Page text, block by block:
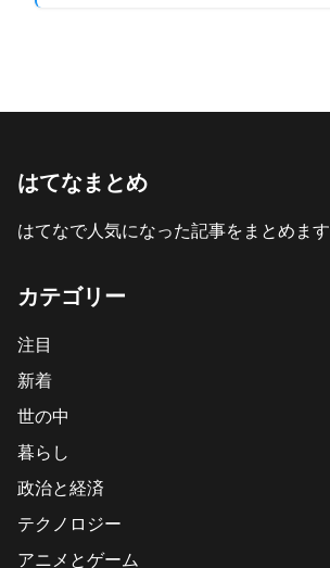
はてなまとめ
はてなで人気になった記事をまとめます
カテゴリー
注目
新着
世の中
暮らし
政治と経済
テクノロジー
アニメとゲーム